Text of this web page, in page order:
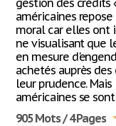
gestion des crédits
américaines
moral car elles ont
ne visualisant que
en mesure
achetés auprès
leur prudence.
américaines se
905 Mots / 4 Pages